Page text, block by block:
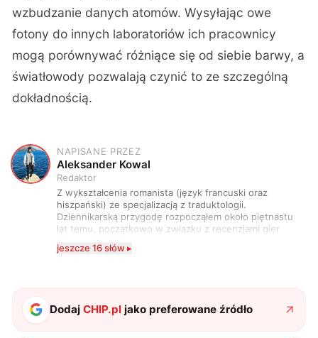
wzbudzanie danych atomów. Wysyłając owe
fotony do innych laboratoriów ich pracownicy
mogą porównywać różniące się od siebie barwy, a
światłowody pozwalają czynić to ze szczególną
dokładnością.
A
NAPISANE PRZEZ
Aleksander Kowal
Redaktor
Z wykształcenia romanista (język francuski oraz
hiszpański) ze specjalizacją z traduktologii.
Dziennikarską przygodę rozpocząłem około piętnastu
lat temu, początkowo w związku z recenzjami gier
komputerowych i filmów. Obecnie publikuję
zdecydowanie częściej na tematy związane z nauką
także uprawiać oraz oglądać sport.
jeszcze 16 słów ▸
DodajCHIP.pl jako preferowane źródło